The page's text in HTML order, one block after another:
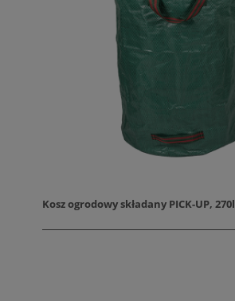
Kosz ogrodowy składany PICK-UP, 270l